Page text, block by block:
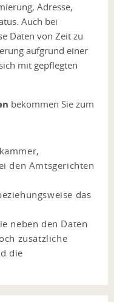
Adresse,
Auch bei
Daten von Zeit zu
aufgrund einer
mit gepflegten
bekommen Sie zum
den Amtsgerichten
das
neben den Daten
zusätzliche
die